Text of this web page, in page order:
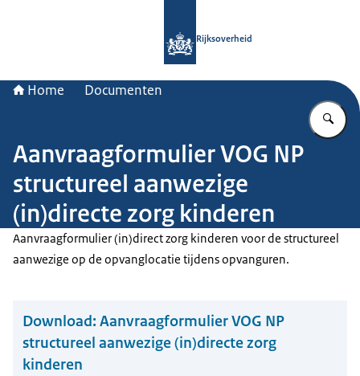
Rijksoverheid
Home Documenten
Aanvraagformulier VOG NP
structureel aanwezige
(in)directe zorg kinderen
Aanvraagformulier (in)direct zorg kinderen voor de structureel
aanwezige op de opvanglocatie tijdens opvanguren.
Download: Aanvraagformulier VOG NP
structureel aanwezige (in)directe zorg
kinderen